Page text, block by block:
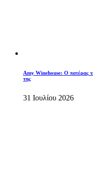
Amy Winehouse: Ο πατέρας
της
31 Ιουλίου 2026